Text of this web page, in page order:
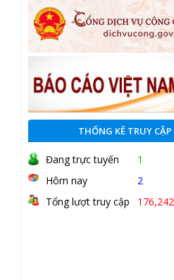
THỐNG KÊ TRUY CẬP
Đang trực tuyến
1
Hôm nay
2
Tổng lượt truy cập
176,242